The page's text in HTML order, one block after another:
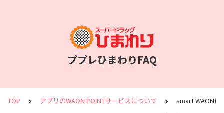
ププレひまわりFAQ
TOP アプリのWAON POINTサービスについて smart WAONに